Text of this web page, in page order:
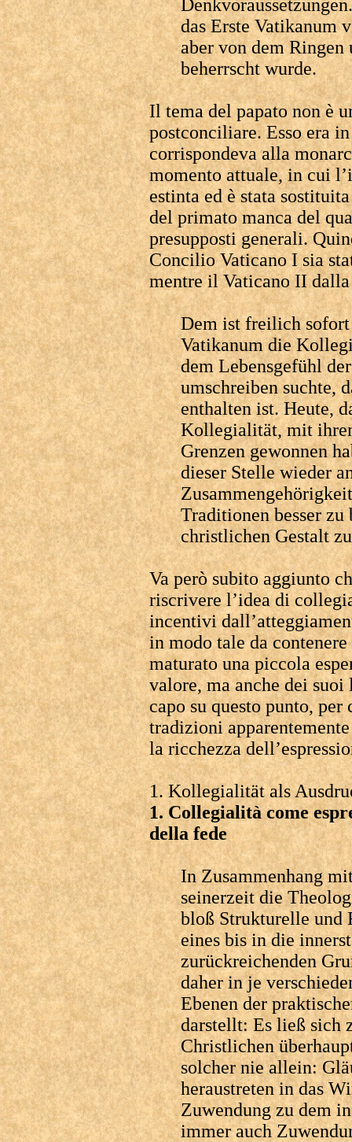
das Erste Vatikanum
aber von dem
beherrscht wurde.
Il tema del papato non è
postconciliare. Esso era
corrispondeva alla
momento attuale, in cui
estinta ed è stata
del primato manca del
presupposti generali.
Concilio Vaticano I sia
mentre il Vaticano II
Dem ist freilich
Vatikanum die
dem Lebensgefühl
umschreiben suchte,
enthalten ist. Heute,
Kollegialität, mit
Grenzen gewonnen
dieser Stelle wieder
Traditionen besser
christlichen Gestalt
Va però subito aggiunto
riscrivere l’idea di
incentivi
in modo tale da
maturato una piccola
valore, ma anche dei
capo su questo punto,
tradizioni
la ricchezza
1. Kollegialität als
1. Collegialità come
della fede
In Zusammenhang
seinerzeit die
bloß Strukturelle und
eines bis in die
zurückreichenden
daher in je
Ebenen der
darstellt: Es ließ sich
Christlichen
solcher nie allein:
heraustreten in das
Zuwendung zu dem
immer auch